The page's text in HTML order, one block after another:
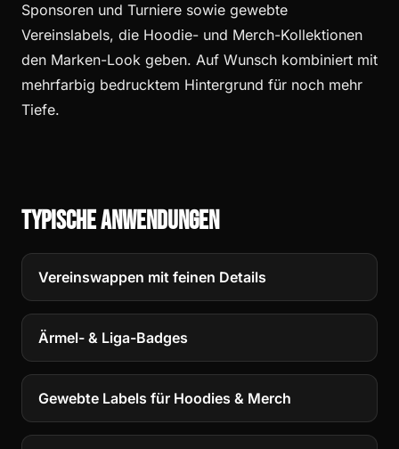
Sponsoren und Turniere sowie gewebte
Vereinslabels, die Hoodie- und Merch-Kollektionen
den Marken-Look geben. Auf Wunsch kombiniert mit
mehrfarbig bedrucktem Hintergrund für noch mehr
Tiefe.
Typische Anwendungen
Vereinswappen mit feinen Details
Ärmel- & Liga-Badges
Gewebte Labels für Hoodies & Merch